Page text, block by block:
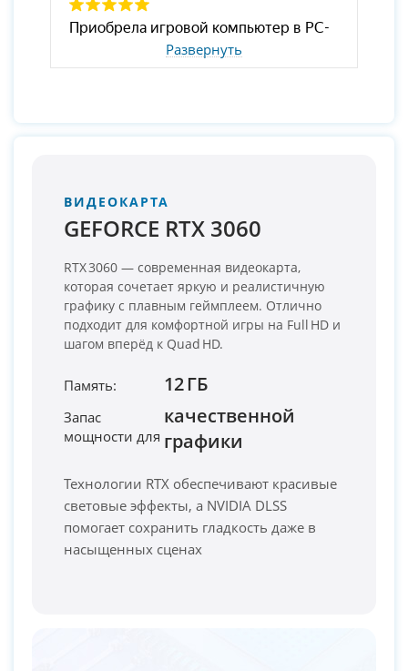
Развернуть
ВИДЕОКАРТА
GEFORCE RTX 3060
RTX 3060 — современная видеокарта,
которая сочетает яркую и реалистичную
графику с плавным геймплеем. Отлично
подходит для комфортной игры на Full HD и
шагом вперёд к Quad HD.
Память: 12 ГБ
Запас
мощности для
качественной
графики
Технологии RTX обеспечивают красивые
световые эффекты, а NVIDIA DLSS
помогает сохранить гладкость даже в
насыщенных сценах